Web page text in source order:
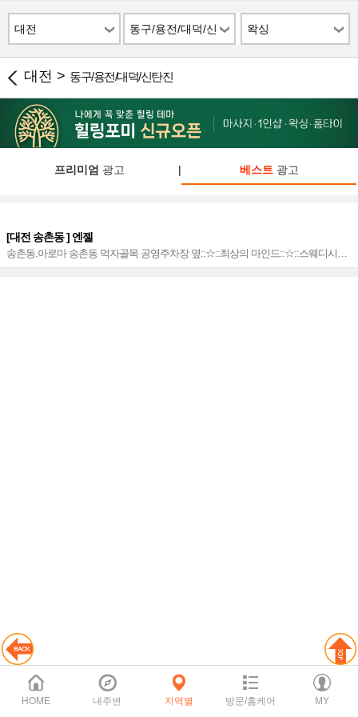
대전
동구/용전/대덕/신
탄진
왁싱
대전 > 동구/용전/대덕/신탄진
프리미엄 광고 | 베스트광고
[대전 송촌동 ] 엔젤
송촌동.아로마 송촌동 먹자골목 공영주차장 옆::☆::최상의 마인드::☆::스웨디시&
로미&감성♡::☆::후회없는 서비스::☆
HOME 내주변 지역별 방문/홈케어 MY